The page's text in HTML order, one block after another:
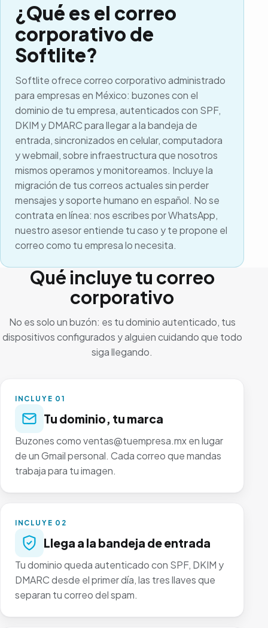
¿Qué es el correo
corporativo de
Softlite?
Softliteofrece correo corporativo administrado
para empresas en México: buzones con el
dominio de tu empresa, autenticados con SPF,
DKIM y DMARC para llegar a la bandeja de
entrada, sincronizados en celular, computadora
y webmail, sobre infraestructura que nosotros
mismos operamos y monitoreamos. Incluye la
migración de tus correos actuales sin perder
mensajes y soporte humano en español. No se
contrata en línea: nos escribes por WhatsApp,
nuestro asesor entiende tu caso y te propone el
correo como tu empresa lo necesita.
Qué incluye tu correo
corporativo
No es solo un buzón: es tu dominio autenticado, tus
dispositivos configurados y alguien cuidando que todo
siga llegando.
INCLUYE 01
Tu dominio, tu marca
Buzones como ventas@tuempresa.mx en lugar
de un Gmail personal. Cada correo que mandas
trabaja para tu imagen.
INCLUYE 02
Llega a la bandeja de entrada
Tu dominio queda autenticado con SPF, DKIM y
DMARC desde el primer día, las tres llaves que
separan tu correo del spam.